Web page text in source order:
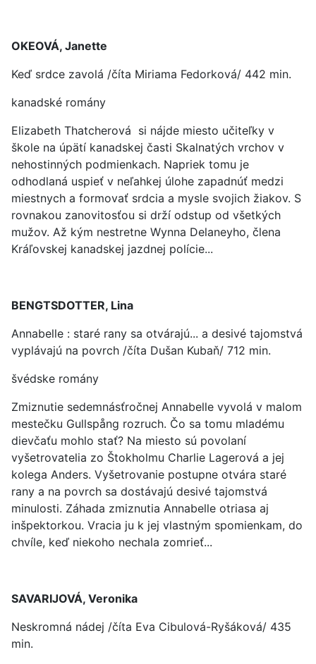
OKEOVÁ, Janette
Keď srdce zavolá /číta Miriama Fedorková/ 442 min.
kanadské romány
Elizabeth Thatcherová si nájde miesto učiteľky v
škole na úpätí kanadskej časti Skalnatých vrchov v
nehostinných podmienkach. Napriek tomu je
odhodlaná uspieť v neľahkej úlohe zapadnúť medzi
miestnych a formovať srdcia a mysle svojich žiakov. S
rovnakou zanovitosťou si drží odstup od všetkých
mužov. Až kým nestretne Wynna Delaneyho, člena
Kráľovskej kanadskej jazdnej polície...
BENGTSDOTTER, Lina
Annabelle : staré rany sa otvárajú... a desivé tajomstvá
vyplávajú na povrch /číta Dušan Kubaň/ 712 min.
švédske romány
Zmiznutie sedemnásťročnej Annabelle vyvolá v malom
mestečku Gullspång rozruch. Čo sa tomu mladému
dievčaťu mohlo stať? Na miesto sú povolaní
vyšetrovatelia zo Štokholmu Charlie Lagerová a jej
kolega Anders. Vyšetrovanie postupne otvára staré
rany a na povrch sa dostávajú desivé tajomstvá
minulosti. Záhada zmiznutia Annabelle otriasa aj
inšpektorkou. Vracia ju k jej vlastným spomienkam, do
chvíle, keď niekoho nechala zomrieť...
SAVARIJOVÁ, Veronika
Neskromná nádej /číta Eva Cibulová-Ryšáková/ 435
min.